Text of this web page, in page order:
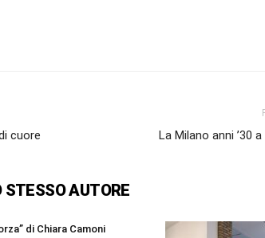
cuore La Milano anni ’30
STESSO AUTORE
di Chiara Camoni